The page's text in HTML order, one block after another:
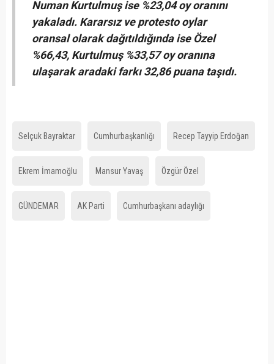
Numan Kurtulmuş ise %23,04 oy oranını
yakaladı. Kararsız ve protesto oylar
oransal olarak dağıtıldığında ise Özel
%66,43, Kurtulmuş %33,57 oy oranına
ulaşarak aradaki farkı 32,86 puana taşıdı.
Selçuk Bayraktar Cumhurbaşkanlığı Recep Tayyip Erdoğan
Ekrem İmamoğlu Mansur Yavaş Özgür Özel
GÜNDEMAR AK Parti Cumhurbaşkanı adaylığı